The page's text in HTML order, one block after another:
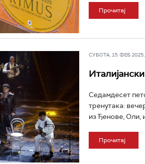
Прочитај
СУБОТА, 15. ФЕБ 2025,
Седамдесет
тренутака:
из Ђенове, Оли,
Прочитај